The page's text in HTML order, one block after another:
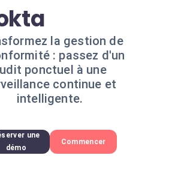
la gestion de
: passez d'un
ponctuel à une
continue et
intelligente.
une
démo
Commencer